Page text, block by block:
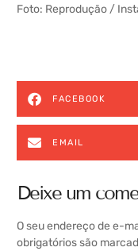
Foto: Reprodução /
FACEBOOK
EMAIL
Deixe um
O seu endereço de e-
obrigatórios são